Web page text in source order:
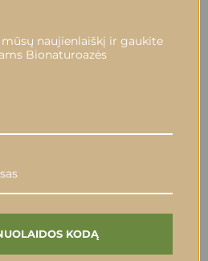
TAIP PAT
-28%
naujienlaiškį ir gaukite
Bionaturoazės
KODĄ